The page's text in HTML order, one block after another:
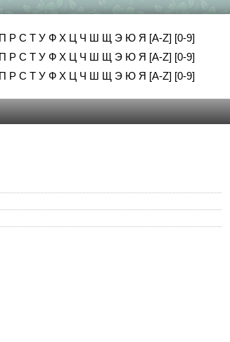
П Р С Т У Ф Х Ц Ч Ш Щ Э Ю Я [A-Z] [0-9]
П Р С Т У Ф Х Ц Ч Ш Щ Э Ю Я [A-Z] [0-9]
П Р С Т У Ф Х Ц Ч Ш Щ Э Ю Я [A-Z] [0-9]